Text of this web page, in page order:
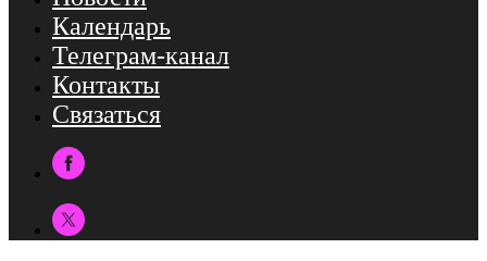
Новости
Календарь
ТГ-канал
Контакты
Календарь
Телеграм-канал
Контакты
Связаться